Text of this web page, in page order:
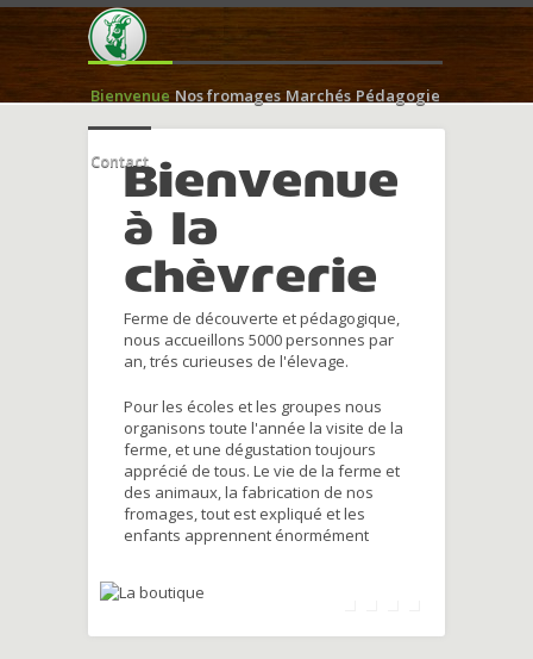
Bienvenue Nos fromages Marchés Pédagogie
ContactBienvenue
à la
chèvrerie
Ferme de découverte et pédagogique,
nous accueillons 5000 personnes par
an, trés curieuses de l'élevage.
Pour les écoles et les groupes nous
organisons toute l'année la visite de la
ferme, et une dégustation toujours
apprécié de tous. Le vie de la ferme et
des animaux, la fabrication de nos
fromages, tout est expliqué et les
enfants apprennent énormément